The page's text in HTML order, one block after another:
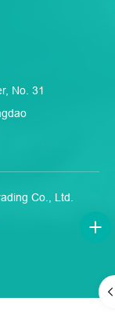
No. 31
Co., Ltd.